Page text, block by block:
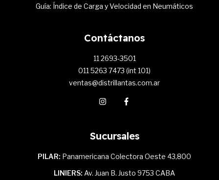
Guía: Índice de Carga y Velocidad en Neumáticos
Contáctanos
11 2693-3501
011 5263 7473 (int 101)
ventas@distrillantas.com.ar
Sucursales
PILAR: Panamericana Colectora Oeste 43,800
LINIERS: Av. Juan B. Justo 9753 CABA